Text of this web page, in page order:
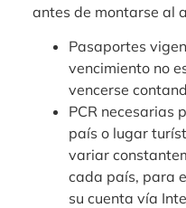
antes de montarse al
Pasaportes
vencimiento no
vencerse
PCR necesarias
país o lugar
variar
cada país, para
su cuenta vía